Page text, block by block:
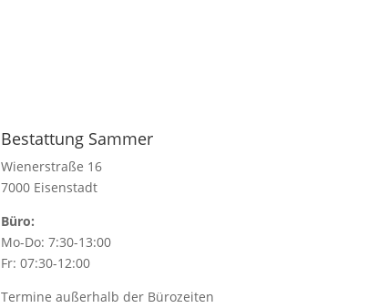
Bestattung Sammer
Wienerstraße 16
7000 Eisenstadt
Büro:
Mo-Do: 7:30-13:00
Fr: 07:30-12:00
Termine außerhalb der Bürozeiten